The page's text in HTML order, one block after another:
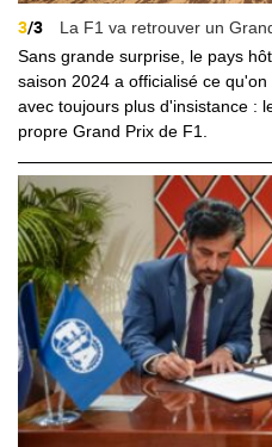
3/3
La F1 va retrouver un
Sans grande surprise, le pays
saison 2024 a officialisé ce
avec toujours plus d'insistance :
propre Grand Prix de F1.